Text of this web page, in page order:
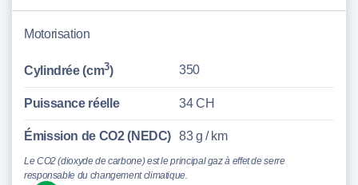
Motorisation
Cylindrée (cm3) 350
Puissance réelle 34 CH
Émission de CO2 (NEDC) 83 g / km
Le CO2 (dioxyde de carbone) est le principal gaz à effet de serre
responsable du changement climatique.